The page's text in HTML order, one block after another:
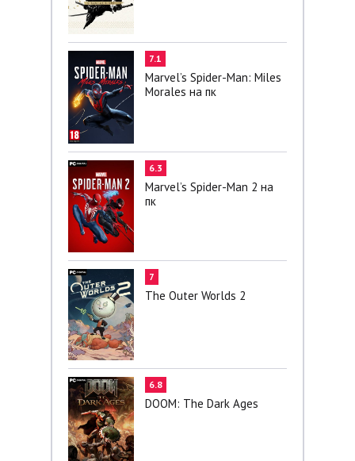
7.1
Marvel’s Spider-Man: Miles
Morales на пк
6.3
Marvel’s Spider-Man 2 на
пк
7
The Outer Worlds 2
6.8
DOOM: The Dark Ages